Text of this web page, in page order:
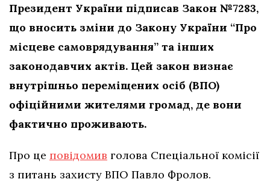
Президент України підписав Закон №7283,
що вносить зміни до Закону України “Про
місцеве самоврядування” та інших
законодавчих актів. Цей закон визнає
внутрішньо переміщених осіб (ВПО)
офіційними жителями громад, де вони
фактично проживають.
Про це повідомив голова Спеціальної комісії
з питань захисту ВПО Павло Фролов.